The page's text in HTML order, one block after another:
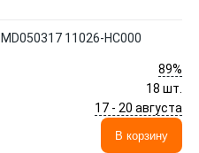
11026-HC000
89%
18 шт.
17 - 20 августа
В корзину